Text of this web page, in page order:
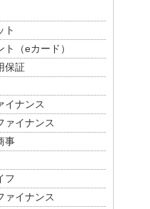
ト
ト（eカード）
保証
イナンス
ァイナンス
事
フ
ァイナンス